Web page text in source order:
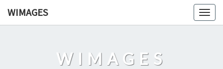
GaWIMAGES
WIMAGES